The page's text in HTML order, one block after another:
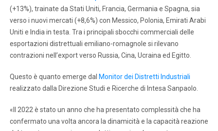
(+13%), trainate da Stati Uniti, Francia, Germania e Spagna, sia
verso i nuovi mercati (+8,6%) con Messico, Polonia, Emirati Arabi
Uniti e India in testa. Tra i principali sbocchi commerciali delle
esportazioni distrettuali emiliano-romagnole si rilevano
contrazioni nell’export verso Russia, Cina, Ucraina ed Egitto.
Questo è quanto emerge dal Monitor dei Distretti Industriali
realizzato dalla Direzione Studi e Ricerche di Intesa Sanpaolo.
«Il 2022 è stato un anno che ha presentato complessità che ha
confermato una volta ancora la dinamicità e la capacità reazione